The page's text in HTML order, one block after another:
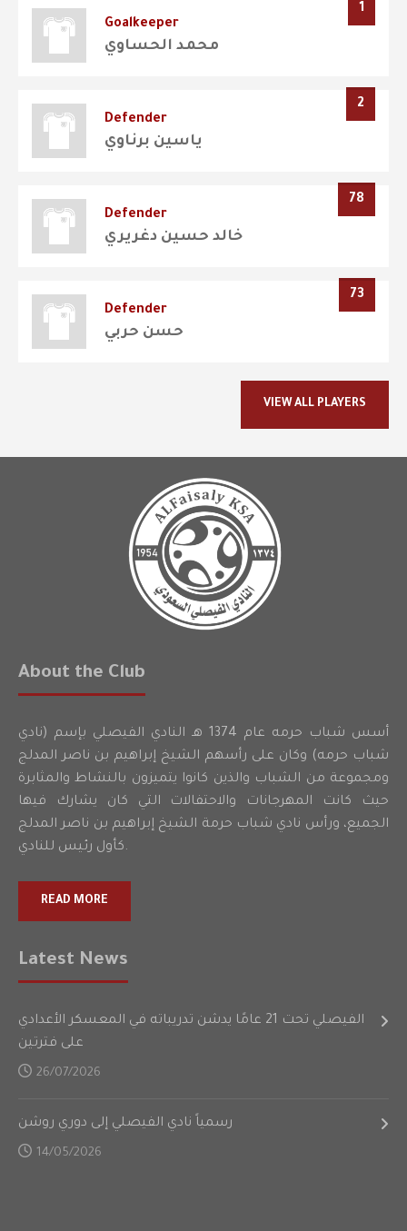
1
Goalkeeper
محمد الحساوي
2
Defender
ياسين برناوي
78
Defender
خالد حسين دغريري
73
Defender
حسن حربي
VIEW ALL PLAYERS
About the Club
أسس شباب حرمه عام 1374 هـ النادي الفيصلي بإسم (نادي
شباب حرمه) وكان على رأسهم الشيخ إبراهيم بن ناصر المدلج
ومجموعة من الشباب والذين كانوا يتميزون بالنشاط والمثابرة
حيث كانت المهرجانات والاحتفالات التي كان يشارك فيها
الجميع، ورأس نادي شباب حرمة الشيخ إبراهيم بن ناصر المدلج
كأول رئيس للنادي.
READ MORE
Latest News
الفيصلي تحت 21 عامًا يدشن تدريباته في المعسكر الأعدادي
على فترتين
26/07/2026
رسمياً نادي الفيصلي إلى دوري روشن
14/05/2026